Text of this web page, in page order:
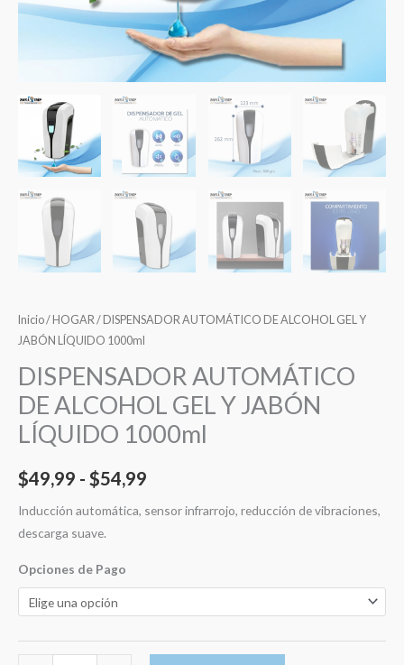
Inicio/ HOGAR / DISPENSADOR AUTOMÁTICO DE ALCOHOL GEL Y
JABÓN LÍQUIDO 1000ml
DISPENSADOR AUTOMÁTICO
DE ALCOHOL GEL Y JABÓN
LÍQUIDO 1000ml
$49,99 - $54,99
Inducción automática, sensor infrarrojo, reducción de vibraciones,
descarga suave.
Opciones de Pago